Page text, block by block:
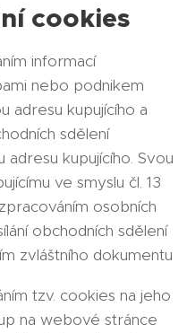
cookies
informací
nebo podnikem
adresu kupujícího a
sdělení
kupujícího. Svou
ve smyslu čl. 13
osobních
obchodních sdělení
zvláštního dokumentu
tzv. cookies na jeho
na webové stránce